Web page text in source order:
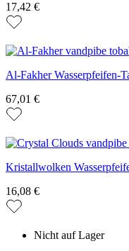
17,42 €
Al-Fakher Wasserpfeifen-
67,01 €
Kristallwolken
16,08 €
Nicht auf Lager